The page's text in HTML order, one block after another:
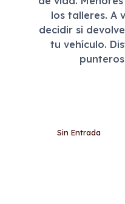
los talleres. A
decidir si
tu vehículo.
Sin Entrada